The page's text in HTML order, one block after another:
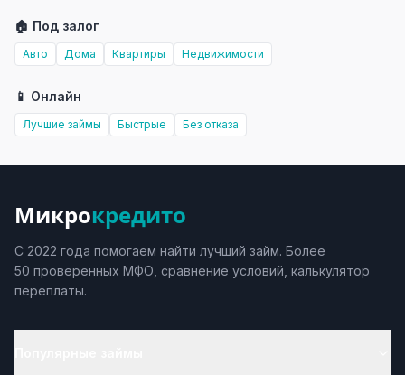
🏠 Под залог
Авто Дома Квартиры Недвижимости
📱 Онлайн
Лучшие займы Быстрые Без отказа
Микрокредито
С 2022 года помогаем найти лучший займ. Более
50 проверенных МФО, сравнение условий, калькулятор
переплаты.